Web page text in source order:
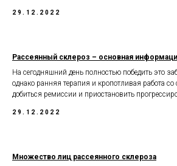
29.12.2022
Рассеянный склероз – основная
На сегодняшний день полностью победить это
однако ранняя терапия и кропотливая работа
добиться ремиссии и приостановить
29.12.2022
Множество лиц рассеянного склероза